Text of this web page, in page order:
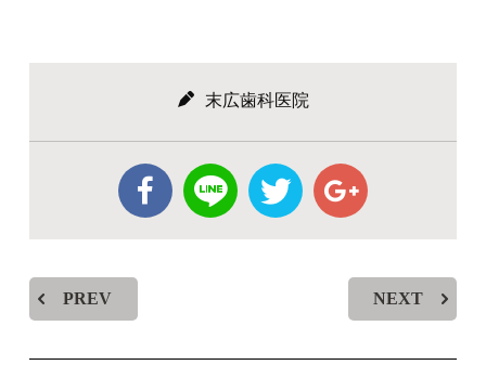
末広歯科医院
PREV NEXT